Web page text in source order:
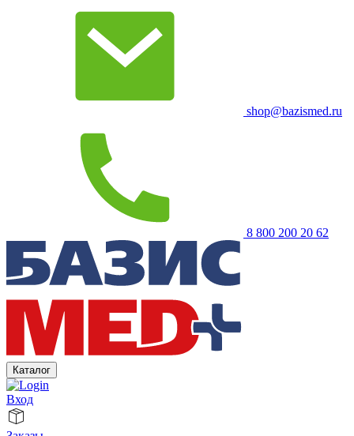
shop@bazismed.ru
8 800 200 20 62
Каталог
Вход